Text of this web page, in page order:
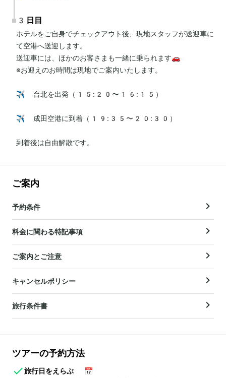
3日目
ホテルをご自身でチェックアウト後、現地スタッフが送迎車に
て空港へ送迎します。
送迎車には、ほかのお客さまも一緒に乗られます🚗
※お迎えのお時間は現地でご案内いたします。
✈️ 台北を出発（15:20〜16:15）
✈️ 成田空港に到着（19:35〜20:30）
到着後は自由解散です。
ご案内
予約条件
料金に関わる特記事項
ご案内とご注意
キャンセルポリシー
旅行条件書
ツアーの予約方法
旅行日をえらぶ
📅